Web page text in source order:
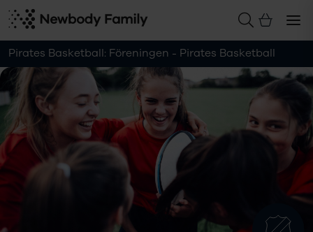
Pirates Basketball: Föreningen - Pirates Basketball